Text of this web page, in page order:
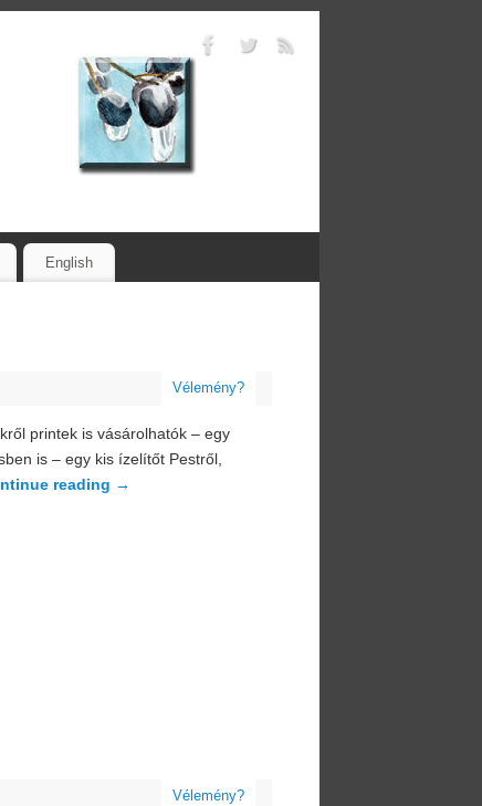
English
Vélemény?
printek is vásárolhatók – egy
is – egy kis ízelítőt Pestről,
reading →
Vélemény?